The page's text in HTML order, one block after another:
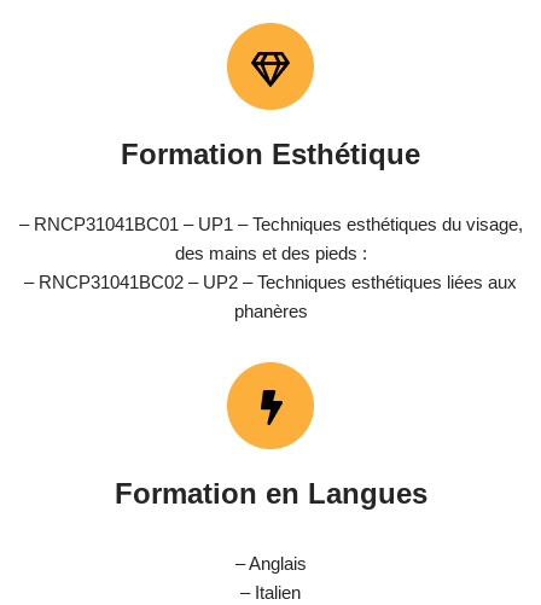
Formation Esthétique
– RNCP31041BC01 – UP1 – Techniques esthétiques du visage,
des mains et des pieds :
– RNCP31041BC02 – UP2 – Techniques esthétiques liées aux
phanères
Formation en Langues
– Anglais
– Italien